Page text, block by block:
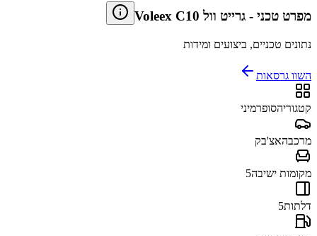
מפרט טכני - גרייט וול Voleex C10
נתונים טכניים, ביצועים ומידות
השוו גרסאות
קטגוריהסופרמיני
מרכבהאצ'בק
מקומות ישיבה5
דלתות5